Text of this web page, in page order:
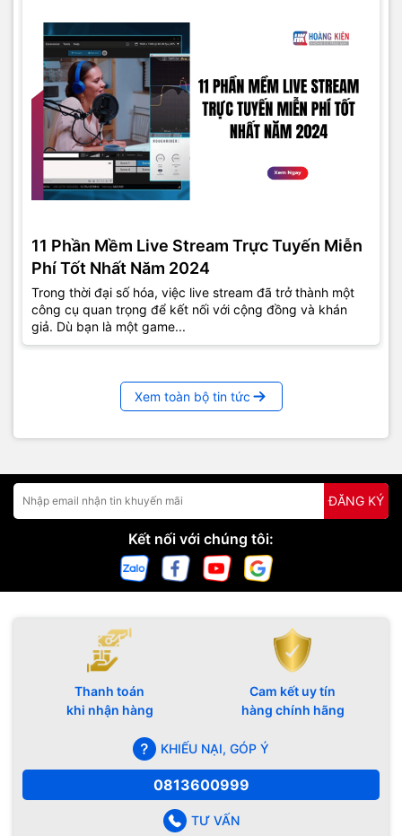
11 Phần Mềm Live Stream Trực Tuyến Miễn
Phí Tốt Nhất Năm 2024
Trong thời đại số hóa, việc live stream đã trở thành một
công cụ quan trọng để kết nối với cộng đồng và khán
giả. Dù bạn là một game...
Xem toàn bộ tin tức
ĐĂNG KÝ
Kết nối với chúng tôi:
Thanh toán
khi nhận hàng
Cam kết uy tín
hàng chính hãng
KHIẾU NẠI, GÓP Ý
0813600999
TƯ VẤN